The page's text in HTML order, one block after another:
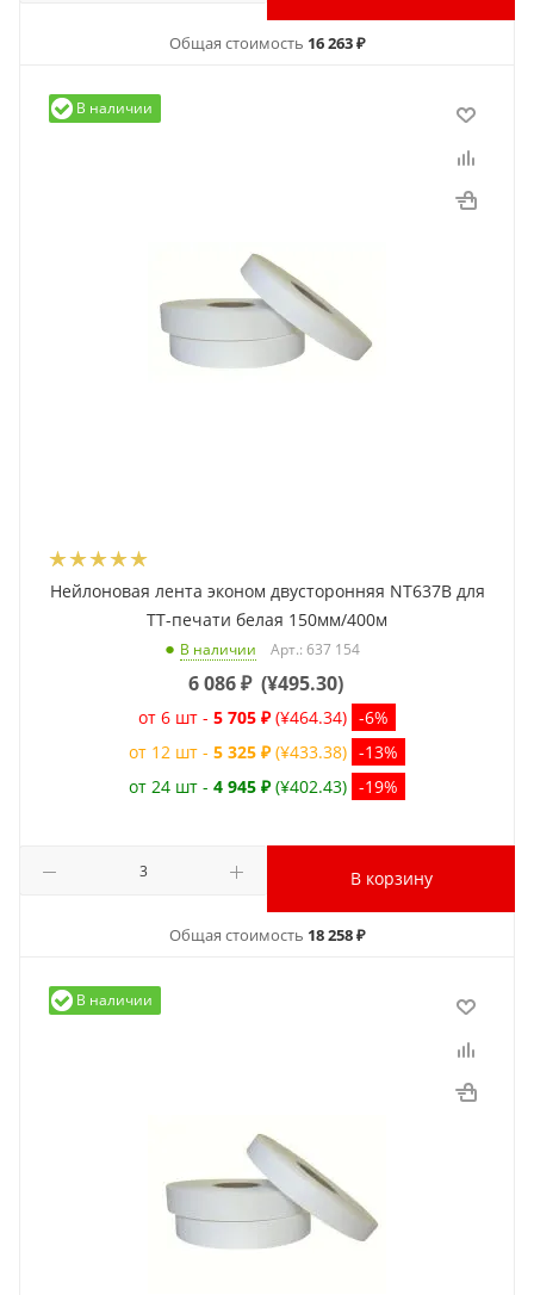
Общая стоимость 16 263 ₽
В наличии
Нейлоновая лента эконом двусторонняя NT637B для
ТТ-печати белая 150мм/400м
В наличии Арт.: 637 154
6 086₽ (¥495.30)
от 6 шт - 5 705 ₽ (¥464.34) -6%
от 12 шт - 5 325 ₽ (¥433.38) -13%
от 24 шт - 4 945 ₽ (¥402.43) -19%
В корзину
Общая стоимость 18 258 ₽
В наличии